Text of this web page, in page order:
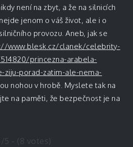
není na zbyt, a že na silnicích
jenom o váš život, ale i o
provozu. Aneb, jak se
www.blesk.cz/clanek/celebrity-
princezna-arabela-
ziju-porad-zatim-ale-nema-
nohou v hrobě. Myslete tak na
na paměti, že bezpečnost je na
5 - (8 votes)